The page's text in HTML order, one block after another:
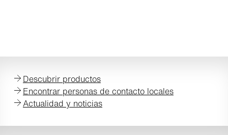
Descubrir productos
Encontrar personas de contacto locales
Actualidad y noticias